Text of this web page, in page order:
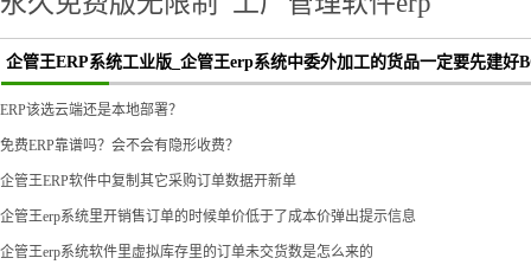
企管王ERP系统工业版_企管王erp系统中委外加工的货品一定要先建好
ERP该选云端还是本地部署？
免费ERP靠谱吗？会不会有隐形收费？
企管王ERP软件中复制其它采购订单数据开新单
企管王erp系统里开销售订单的时候单价低于了成本价弹出提示信息
企管王erp系统软件里虚拟库存里的订单未交货数是怎么来的